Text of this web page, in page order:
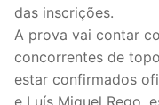
das inscrições.
A prova vai contar
concorrentes de
estar confirmados
e Luís Miguel Rego,